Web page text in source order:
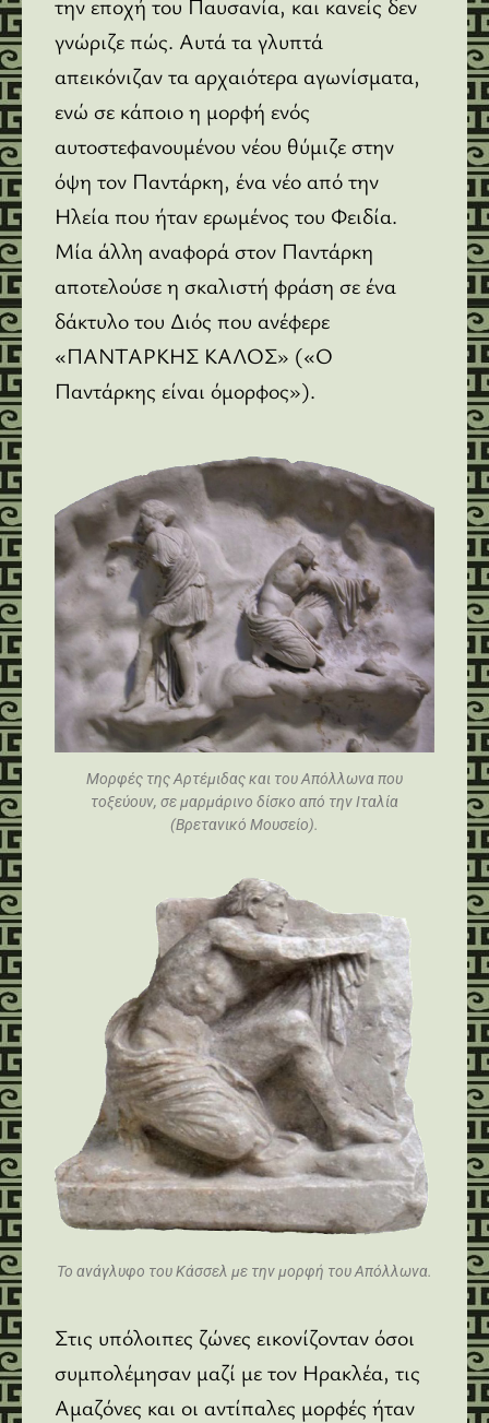
την εποχή του Παυσανία, και κανείς δεν
γνώριζε πώς. Αυτά τα γλυπτά
απεικόνιζαν τα αρχαιότερα αγωνίσματα,
ενώ σε κάποιο η μορφή ενός
αυτοστεφανουμένου νέου θύμιζε στην
όψη τον Παντάρκη, ένα νέο από την
Ηλεία που ήταν ερωμένος του Φειδία.
Μία άλλη αναφορά στον Παντάρκη
αποτελούσε η σκαλιστή φράση σε ένα
δάκτυλο του Διός που ανέφερε
«ΠΑΝΤΑΡΚΗΣ ΚΑΛΟΣ» («Ο
Παντάρκης είναι όμορφος»).
Μορφές της Αρτέμιδας και του Απόλλωνα που
τοξεύουν, σε μαρμάρινο δίσκο από την Ιταλία
(Βρετανικό Μουσείο).
Το ανάγλυφο του Κάσσελ με την μορφή του Απόλλωνα.
Στις υπόλοιπες ζώνες εικονίζονταν όσοι
συμπολέμησαν μαζί με τον Ηρακλέα, τις
Αμαζόνες και οι αντίπαλες μορφές ήταν